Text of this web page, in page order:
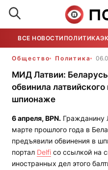
ВСЕ НОВОСТИ ПОЛИТИКА
Общество Политика
МИД Латвии:
обвинила
шпионаже
6 апреля, BPN. Гражданину
марте прошлого года в
предъявили обвинения в
портал Dеlfi со ссылкой на
иностранных дел этого